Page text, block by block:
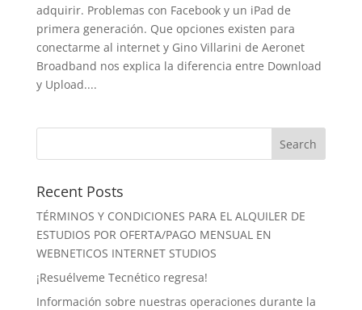
adquirir. Problemas con Facebook y un iPad de
primera generación. Que opciones existen para
conectarme al internet y Gino Villarini de Aeronet
Broadband nos explica la diferencia entre Download
y Upload....
Recent Posts
TÉRMINOS Y CONDICIONES PARA EL ALQUILER DE
ESTUDIOS POR OFERTA/PAGO MENSUAL EN
WEBNETICOS INTERNET STUDIOS
¡Resuélveme Tecnético regresa!
Información sobre nuestras operaciones durante la